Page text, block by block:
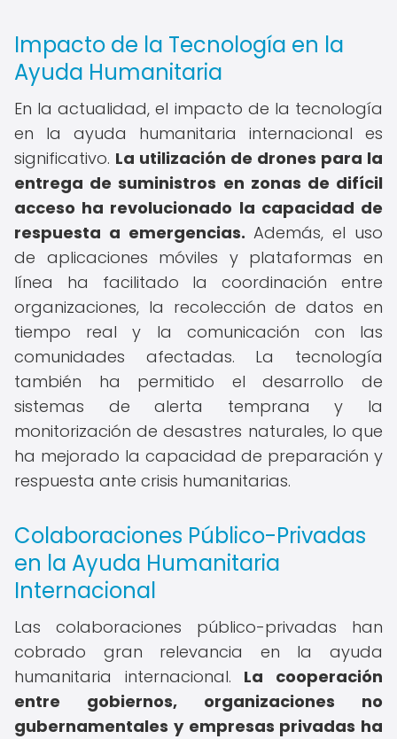
Impacto de la Tecnología en la
Ayuda Humanitaria
En la actualidad, el impacto de la tecnología
en la ayuda humanitaria internacional es
significativo. La utilización de drones para la
entrega de suministros en zonas de difícil
acceso ha revolucionado la capacidad de
respuesta a emergencias. Además, el uso
de aplicaciones móviles y plataformas en
línea ha facilitado la coordinación entre
organizaciones, la recolección de datos en
tiempo real y la comunicación con las
comunidades afectadas. La tecnología
también ha permitido el desarrollo de
sistemas de alerta temprana y la
monitorización de desastres naturales, lo que
ha mejorado la capacidad de preparación y
respuesta ante crisis humanitarias.
Colaboraciones Público-Privadas
en la Ayuda Humanitaria
Internacional
Las colaboraciones público-privadas han
cobrado gran relevancia en la ayuda
humanitaria internacional. La cooperación
entre gobiernos, organizaciones no
gubernamentales y empresas privadas ha